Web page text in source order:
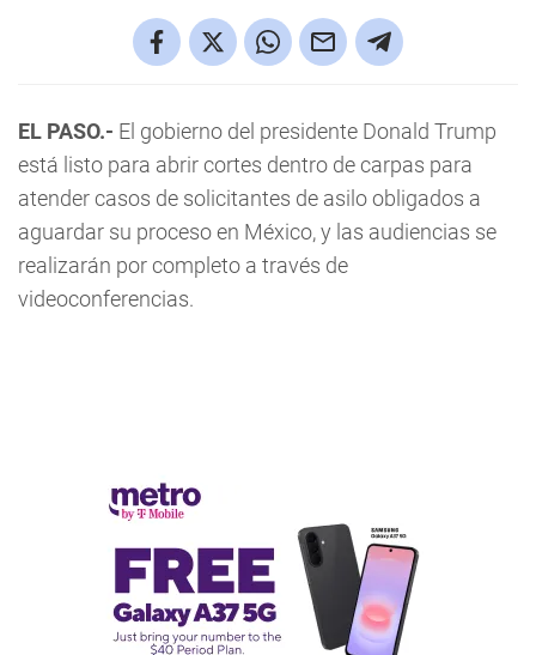
EL PASO.- El gobierno del presidente Donald Trump
está listo para abrir cortes dentro de carpas para
atender casos de solicitantes de asilo obligados a
aguardar su proceso en México, y las audiencias se
realizarán por completo a través de
videoconferencias.